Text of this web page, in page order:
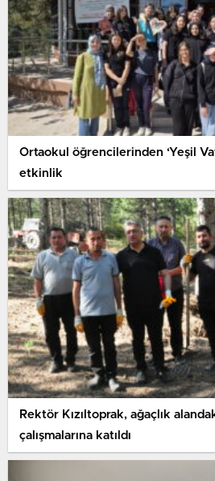
Ortaokul öğrencilerinden ‘Yeşil
etkinlik
Rektör Kızıltoprak, ağaçlık
çalışmalarına katıldı